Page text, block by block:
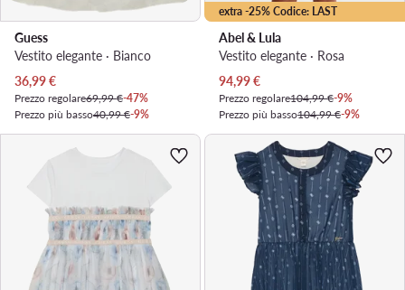
Guess
Vestito elegante · Bianco
Prezzo attuale
36,99€
Prezzo regolare69,99 €-47%
Prezzo più basso40,99 €-9%
extra -25% Codice: LAST
Abel & Lula
Vestito elegante · Rosa
Prezzo attuale
94,99€
Prezzo regolare104,99 €-9%
Prezzo più basso104,99 €-9%